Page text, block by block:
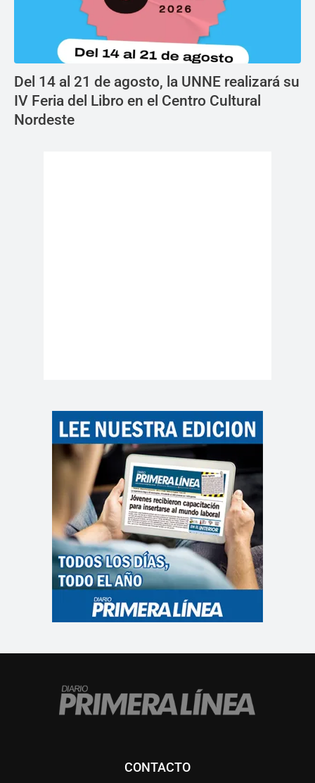
Del 14 al 21 de agosto, la UNNE realizará su
IV Feria del Libro en el Centro Cultural
Nordeste
CONTACTO